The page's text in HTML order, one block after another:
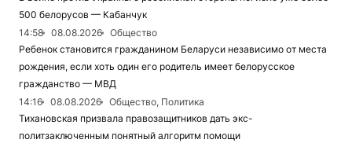
500 белорусов — Кабанчук
14:58
08.08.2026
Общество
Ребенок становится гражданином Беларуси независимо от места
рождения, если хоть один его родитель имеет белорусское
гражданство — МВД
14:16
08.08.2026
Общество, Политика
Тихановская призвала правозащитников дать экс-
политзаключенным понятный алгоритм помощи